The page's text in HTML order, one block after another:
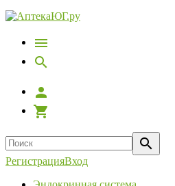
РегистрацияВход